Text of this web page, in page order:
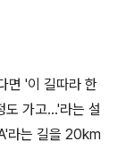
면 '이 길따라 한
가고...'라는 설
라는 길을 20km